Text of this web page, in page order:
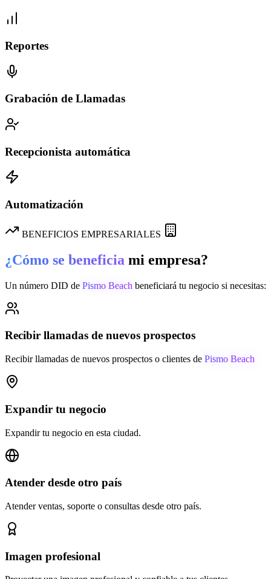
Reportes
Grabación de Llamadas
Recepcionista automática
Automatización
BENEFICIOS EMPRESARIALES
¿Cómo se beneficia mi empresa?
Un número DID de Pismo Beach beneficiará tu negocio si necesitas:
Recibir llamadas de nuevos prospectos
Recibir llamadas de nuevos prospectos o clientes de Pismo Beach
Expandir tu negocio
Expandir tu negocio en esta ciudad.
Atender desde otro país
Atender ventas, soporte o consultas desde otro país.
Imagen profesional